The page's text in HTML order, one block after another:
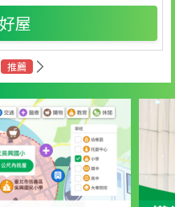
屋
推薦